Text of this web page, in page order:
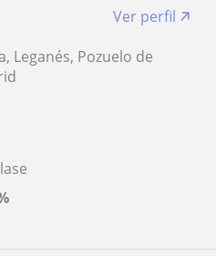
Ver perfil
Leganés, Pozuelo de